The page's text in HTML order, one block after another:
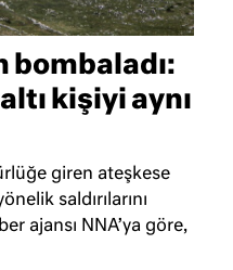
bombaladı:
kişiyi aynı
giren ateşkese
saldırılarını
ajansı NNA’ya göre,